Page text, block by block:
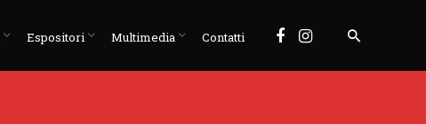
Espositori Multimedia Contatti